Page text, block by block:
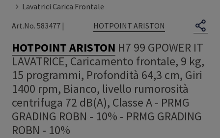
Lavatrici Carica Frontale
Art.No. 583477 |
HOTPOINT ARISTON
HOTPOINT ARISTON H7 99 GPOWER IT
LAVATRICE, Caricamento frontale, 9 kg,
15 programmi, Profondità 64,3 cm, Giri
1400 rpm, Bianco, livello rumorosità
centrifuga 72 dB(A), Classe A - PRMG
GRADING ROBN - 10% - PRMG GRADING
ROBN - 10%